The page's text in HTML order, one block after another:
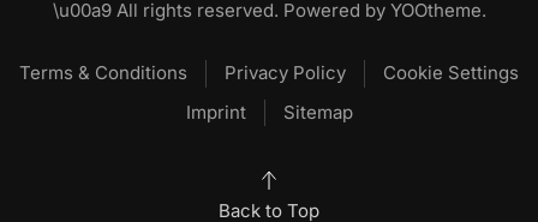
\u00a9 All rights reserved. Powered by YOOtheme.
Terms & Conditions Privacy Policy
Cookie Settings
Imprint
Sitemap
Back to Top